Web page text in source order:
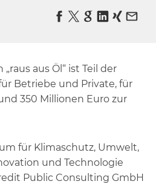
aus Öl“ ist Teil der
Betriebe und Private, für
350 Millionen Euro zur
für Klimaschutz, Umwelt,
und Technologie
Public Consulting GmbH